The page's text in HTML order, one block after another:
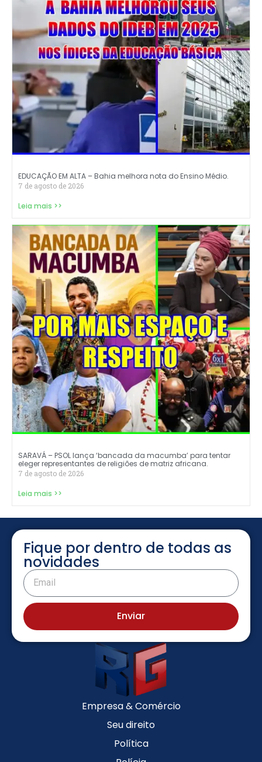
EDUCAÇÃO EM ALTA – Bahia melhora nota do Ensino Médio.
7 de agosto de 2026
Leia mais >>
SARAVÁ – PSOL lança ‘bancada da macumba’ para tentar
eleger representantes de religiões de matriz africana.
7 de agosto de 2026
Leia mais >>
Fique por dentro de todas as
novidades
Enviar
Empresa & Comércio
Seu direito
Política